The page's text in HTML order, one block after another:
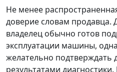
Не менее
доверие словам продавца.
владелец обычно готов
эксплуатации машины,
желательно подтверждать
результатами